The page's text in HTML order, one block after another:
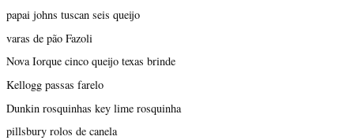
papai johns tuscan seis queijo
varas de pão Fazoli
Nova Iorque cinco queijo texas brinde
Kellogg passas farelo
Dunkin rosquinhas key lime rosquinha
pillsbury rolos de canela